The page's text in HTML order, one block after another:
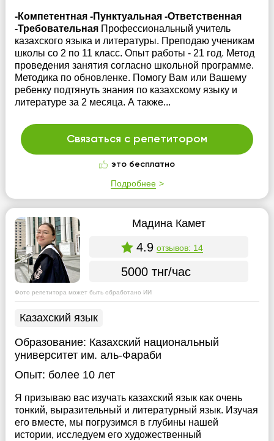
-Компетентная -Пунктуальная -Ответственная
-Требовательная Профессиональный учитель
казахского языка и литературы. Преподаю ученикам
школы со 2 по 11 класс. Опыт работы - 21 год. Метод
проведения занятия согласно школьной программе.
Методика по обновленке. Помогу Вам или Вашему
ребенку подтянуть знания по казахскому языку и
литературе за 2 месяца. А также...
Связаться с репетитором
это бесплатно
Подробнее
Мадина Камет
4.9 отзывов: 14
5000 тнг/час
Фото репетитора может быть обработано ИИ
Казахский язык
Образование: Казахский национальный
университет им. аль-Фараби
Опыт: более 10 лет
Я призываю вас изучать казахский язык как очень
тонкий, выразительный и литературный язык. Изучая
его вместе, мы погрузимся в глубины нашей
истории, исследуем его художественный